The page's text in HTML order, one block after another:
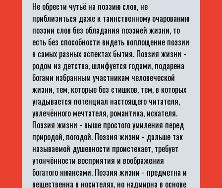
Не обрести чутьё на поэзию слов, не
приблизиться даже к таинственному очарованию
поэзии слов без обладания поэзией жизни, то
есть без способности видеть воплощение поэзии
в самых разных аспектах бытия. Поэзия жизни -
родом из детства, шлифуется годами, подарена
богами избранным участникам человеческой
жизни, тем, которые без стишков, тем, в которых
угадывается потенциал настоящего читателя,
увлечённого мечтателя, романтика, искателя.
Поэзия жизни - выше простого умиления перед
природой, погодой. Поэзия жизни - дальше так
называемой душевности проистекает, требует
утончённости восприятия и воображения
богатого нюансами. Поэзия жизни - предметна и
вещественна в носителях, но надмирна в основе